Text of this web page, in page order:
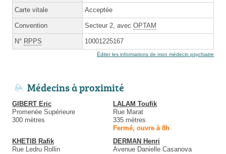
Carte vitale Acceptée
Convention Secteur 2, avec OPTAM
N° RPPS 10001225167
Éditer les informations de mon médecin psychiatre
Médecins à proximité
GIBERT Eric
Promenée Supérieure
300 mètres
LALAM Toufik
Rue Marat
335 mètres
Fermé, ouvre à 8h
KHETIB Rafik
Rue Ledru Rollin
DERMAN Henri
Avenue Danielle Casanova